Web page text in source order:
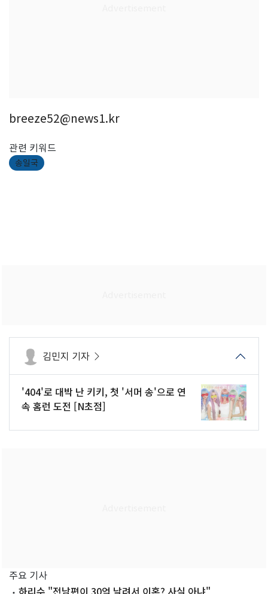
breeze52@news1.kr
관련 키워드
송일국
김민지 기자
'404'로 대박 난 키키, 첫 '서머 송'으로 연
속 홈런 도전 [N초점]
주요 기사
하리수 "전남편이 30억 날려서 이혼? 사실 아냐"